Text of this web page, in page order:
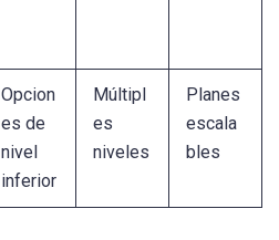
Opcion
es de
nivel
inferior
Múltipl
es
niveles
Planes
escala
bles